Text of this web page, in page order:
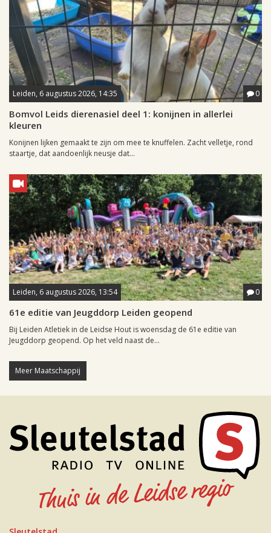
Leiden, 6 augustus 2026, 14:35 0
Bomvol Leids dierenasiel deel 1: konijnen in allerlei
kleuren
Konijnen lijken gemaakt te zijn om mee te knuffelen. Zacht velletje, rond
staartje, dat aandoenlijk neusje dat...
Leiden, 6 augustus 2026, 13:54 0
61e editie van Jeugddorp Leiden geopend
Bij Leiden Atletiek in de Leidse Hout is woensdag de 61e editie van
Jeugddorp geopend. Op het veld naast de...
Meer Maatschappij